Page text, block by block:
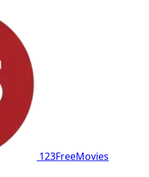
123FreeMovies